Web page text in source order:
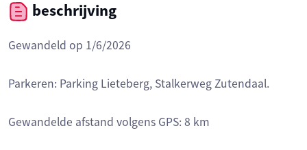
beschrijving
Gewandeld op 1/6/2026
Parkeren: Parking Lieteberg, Stalkerweg Zutendaal.
Gewandelde afstand volgens GPS: 8 km